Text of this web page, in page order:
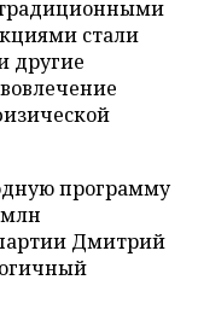
стали
другие
программу
Дмитрий